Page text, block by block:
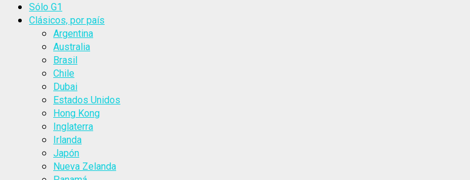
Sólo G1
Clásicos, por país
Argentina
Australia
Brasil
Chile
Dubai
Estados Unidos
Hong Kong
Inglaterra
Irlanda
Japón
Nueva Zelanda